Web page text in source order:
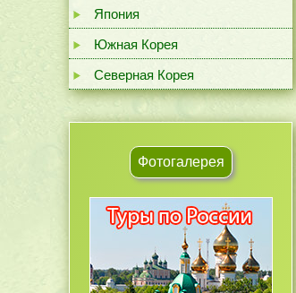
Япония
Южная Корея
Северная Корея
Фотогалерея